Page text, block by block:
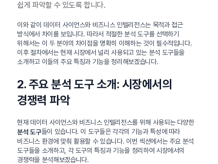
쉽게 파악할 수 있도록 합니다.
이와 같이 데이터 사이언스와 비즈니스 인텔리전스는 목적과 접근
방식에서 차이를 보입니다. 따라서 적절한 분석 도구를 선택하기
위해서는 이 두 분야의 차이점을 명확히 이해하는 것이 필수적입니다.
이후 절차에서는 현재 시장에서 널리 사용되고 있는 분석 도구들을
소개하고 이들의 주요 특징과 기능을 정리해보겠습니다.
2. 주요 분석 도구 소개: 시장에서의
경쟁력 파악
현재 데이터 사이언스와 비즈니스 인텔리전스를 위해 사용되는 다양한
분석 도구들이 있습니다. 이 도구들은 각각의 기능과 특성에 따라
비즈니스 환경에 맞춰 활용할 수 있습니다. 이번 섹션에서는 주요 분석
도구들을 소개하고, 각 도구의 특징과 기능을 정리하여 시장에서의
경쟁력을 분석해보겠습니다.